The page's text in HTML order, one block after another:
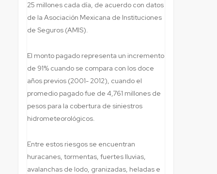
25 millones cada día, de acuerdo con datos
de la Asociación Mexicana de Instituciones
de Seguros (AMIS).
El monto pagado representa un incremento
de 91% cuando se compara con los doce
años previos (2001- 2012), cuando el
promedio pagado fue de 4,761 millones de
pesos para la cobertura de siniestros
hidrometeorológicos.
Entre estos riesgos se encuentran
huracanes, tormentas, fuertes lluvias,
avalanchas de lodo, granizadas, heladas e